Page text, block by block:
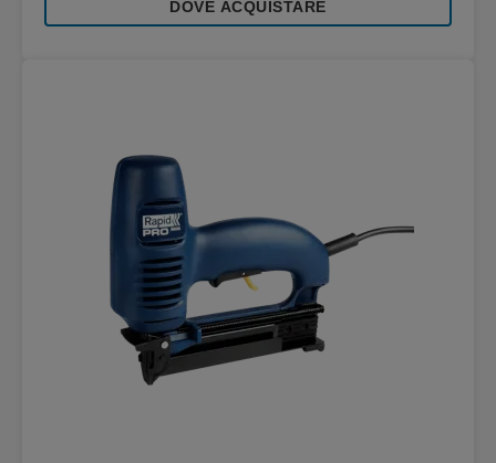
DOVE ACQUISTARE